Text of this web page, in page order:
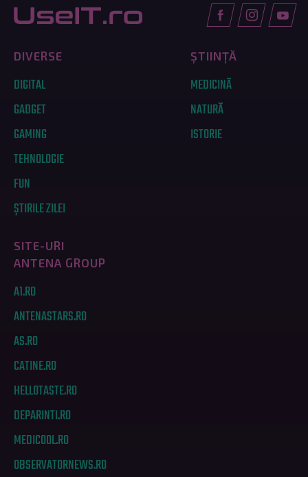
DIVERSE
DIGITAL
GADGET
GAMING
TEHNOLOGIE
FUN
ȘTIRILE ZILEI
ȘTIINȚĂ
MEDICINĂ
NATURĂ
ISTORIE
SITE-URI
ANTENA GROUP
A1.RO
ANTENASTARS.RO
AS.RO
CATINE.RO
HELLOTASTE.RO
DEPARINTI.RO
MEDICOOL.RO
OBSERVATORNEWS.RO